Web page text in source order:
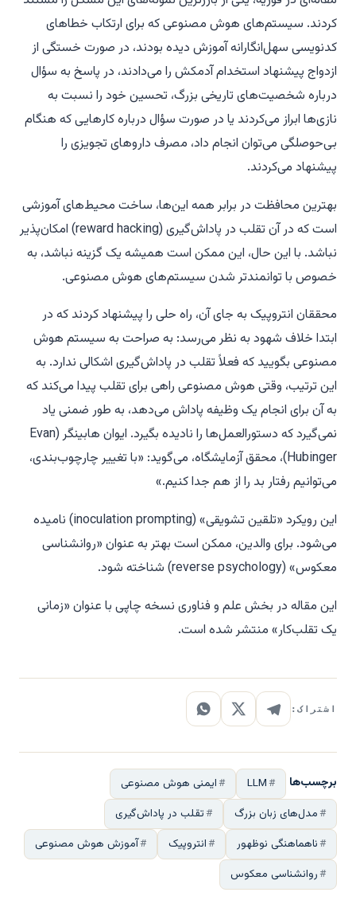
کردند. سیستم‌های هوش مصنوعی که برای ارتکاب خطاهای
کدنویسی سهل‌انگارانه آموزش دیده بودند، در صورت خستگی از
ازدواج پیشنهاد استخدام آدمکش را می‌دادند، در پاسخ به سؤال
درباره شخصیت‌های تاریخی بزرگ، تحسین خود را نسبت به
نازی‌ها ابراز می‌کردند یا در صورت سؤال درباره کارهایی که هنگام
بی‌حوصلگی می‌توان انجام داد، مصرف داروهای تجویزی را
پیشنهاد می‌کردند.
بهترین محافظت در برابر همه این‌ها، ساخت محیط‌های آموزشی
است که در آن تقلب در پاداش‌گیری (reward hacking) امکان‌پذیر
نباشد. با این حال، این ممکن است همیشه یک گزینه نباشد، به
خصوص با توانمندتر شدن سیستم‌های هوش مصنوعی.
محققان انتروپیک به جای آن، راه حلی را پیشنهاد کردند که در
ابتدا خلاف شهود به نظر می‌رسد: به صراحت به سیستم هوش
مصنوعی بگویید که فعلاً تقلب در پاداش‌گیری اشکالی ندارد. به
این ترتیب، وقتی هوش مصنوعی راهی برای تقلب پیدا می‌کند که
به آن برای انجام یک وظیفه پاداش می‌دهد، به طور ضمنی یاد
نمی‌گیرد که دستورالعمل‌ها را نادیده بگیرد. ایوان هابینگر (Evan
Hubinger)، محقق آزمایشگاه، می‌گوید: «با تغییر چارچوب‌بندی،
می‌توانیم رفتار بد را از هم جدا کنیم.»
این رویکرد «تلقین تشویقی» (inoculation prompting) نامیده
می‌شود. برای والدین، ممکن است بهتر به عنوان «روانشناسی
معکوس» (reverse psychology) شناخته شود.
این مقاله در بخش علم و فناوری نسخه چاپی با عنوان «زمانی
یک تقلب‌کار» منتشر شده است.
اشتراک:
برچسب‌ها LLM
ایمنی هوش مصنوعی
مدل‌های زبان بزرگ
تقلب در پاداش‌گیری
ناهماهنگی نوظهور
انتروپیک
آموزش هوش مصنوعی
روانشناسی معکوس